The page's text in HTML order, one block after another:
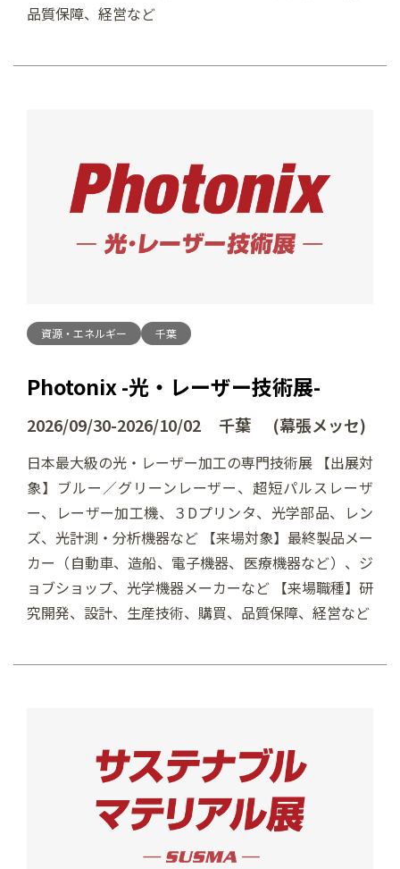
品質保障、経営など
資源・エネルギー 千葉
Photonix -光・レーザー技術展-
2026/09/30-2026/10/02 千葉 (幕張メッセ)
日本最大級の光・レーザー加工の専門技術展 【出展対
象】ブルー／グリーンレーザー、超短パルスレーザ
ー、レーザー加工機、３Dプリンタ、光学部品、レン
ズ、光計測・分析機器など 【来場対象】最終製品メー
カー（自動車、造船、電子機器、医療機器など）、ジ
ョブショップ、光学機器メーカーなど 【来場職種】研
究開発、設計、生産技術、購買、品質保障、経営など